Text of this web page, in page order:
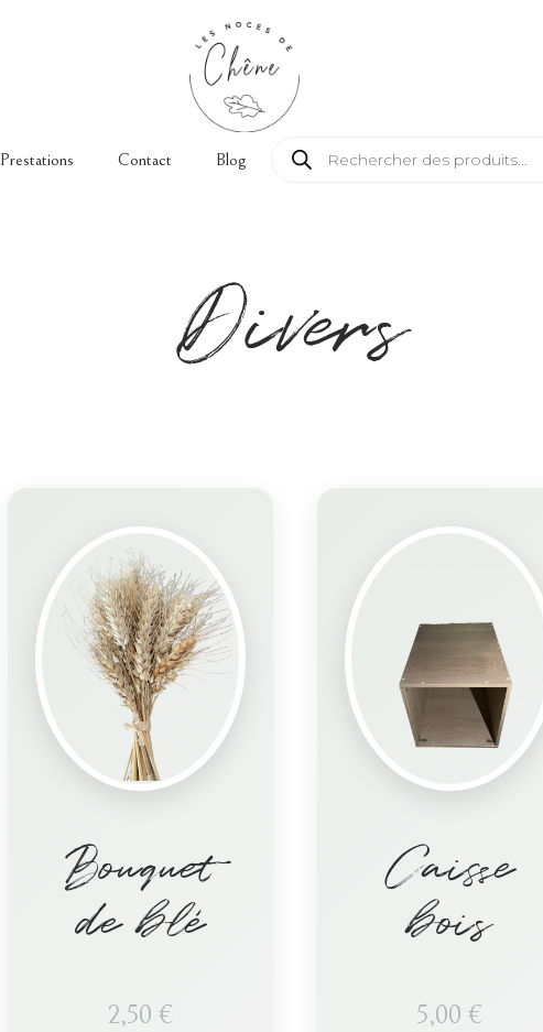
Prestations Contact Blog
Recherche de produits
Divers
Bouquet
de blé
2,50€
Caisse
bois
5,00€